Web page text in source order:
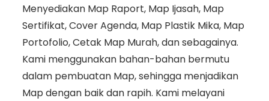
Menyediakan Map Raport, Map Ijasah, Map
Sertifikat, Cover Agenda, Map Plastik Mika, Map
Portofolio, Cetak Map Murah, dan sebagainya.
Kami menggunakan bahan-bahan bermutu
dalam pembuatan Map, sehingga menjadikan
Map dengan baik dan rapih. Kami melayani